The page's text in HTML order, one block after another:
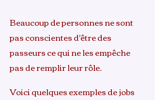
Beaucoup de personnes ne sont
pas conscientes d'être des
passeurs ce qui ne les empêche
pas de remplir leur rôle.
Voici quelques exemples de jobs